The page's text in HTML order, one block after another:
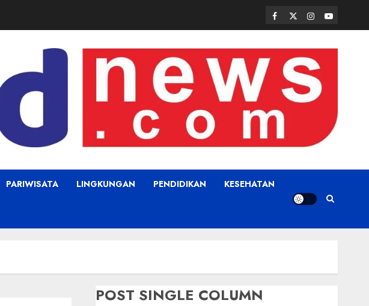
Facebook
TwitterInstagram
Youtube
PARIWISATA LINGKUNGAN PENDIDIKAN KESEHATAN
POST SINGLE COLUMN